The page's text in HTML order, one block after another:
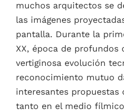
muchos arquitectos se
las imágenes
pantalla. Durante la
XX, época de profundos
vertiginosa evolución
reconocimiento mutuo
interesantes propuestas
tanto en el medio